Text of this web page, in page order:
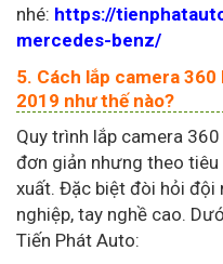
nhé: https://
mercedes-benz/
5. Cách lắp camera
2019 như thế nào?
Quy trình lắp camera
đơn giản nhưng theo tiêu
xuất. Đặc biệt đòi hỏi đội
nghiệp, tay nghề cao.
Tiến Phát Auto: